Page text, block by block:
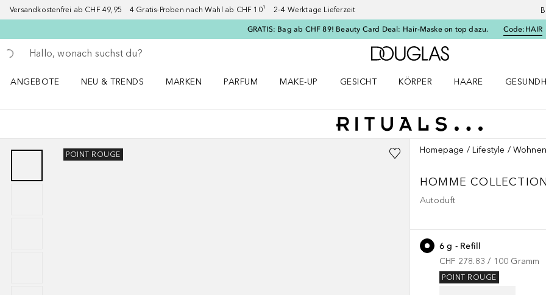
Versandkostenfrei ab CHF 49,95 4 Gratis-Proben nach Wahl ab CHF 10¹ 2–4 Werktage Lieferzeit
GRATIS: Bag ab CHF 89! Beauty Card Deal: Hair-Maske on top dazu. Code: HAIR
Gehe zurück
Suche ausführen
Zur Douglas Startseite
ANGEBOTE
NEU & TRENDS
MARKEN
PARFUM
MAKE-UP
GESICHT
KÖRPER
HAARE
POINT ROUGE Homepage Lifestyle Wohnen
HOMME COLLECTION
Autoduft
6 g - Refill
CHF 278.83 / 100 Gramm
POINT ROUGE